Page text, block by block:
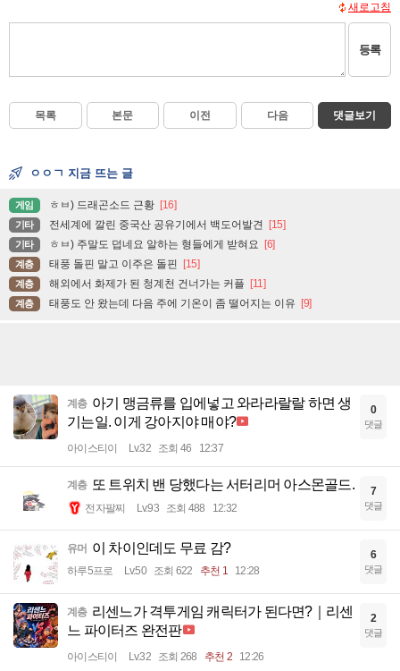
새로고침
등록
목록 본문 이전 다음 댓글보기
ㅇㅇㄱ 지금 뜨는 글
게임 ㅎㅂ) 드래곤소드 근황 [16]
기타 전세계에 깔린 중국산 공유기에서 백도어발견 [15]
기타 ㅎㅂ) 주말도 덥네요 알하는 형들에게 받혀요 [6]
계층 태풍 돌핀 말고 이주은 돌핀 [15]
계층 해외에서 화제가 된 청계천 건너가는 커플 [11]
계층 태풍도 안 왔는데 다음 주에 기온이 좀 떨어지는 이유 [9]
계층 아기 맹금류를 입에넣고 와라라랄랄 하면 생
기는일. 이게 강아지야 매야?
아이스티이 Lv.32 조회 46 12:37
0
댓글
계층 또 트위치 밴 당했다는 서터리머 아스몬골드.
전자팔찌 Lv.93 조회 488 12:32
7
댓글
유머 이 차이인데도 무료 감?
하루5프로 Lv.50 조회 622 추천 1 12:28
6
댓글
계층 리센느가 격투게임 캐릭터가 된다면?｜리센
느 파이터즈 완전판
아이스티이 Lv.32 조회 268 추천 2 12:26
2
댓글